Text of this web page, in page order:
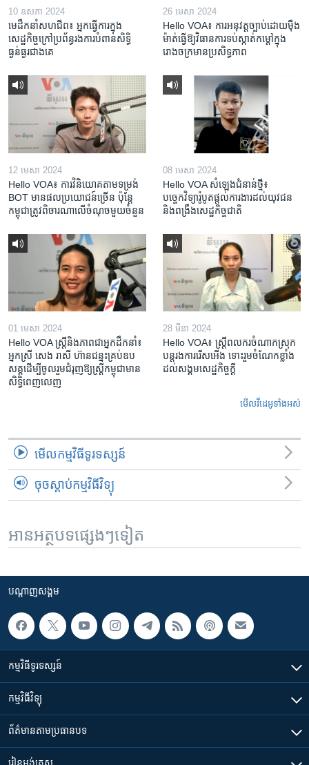
10 ឧសភា 2024
មេដឹកនាំសហជីព៖ អ្នកធ្វើការក្នុង
សេដ្ឋកិច្ចក្រៅប្រព័ន្ធរងការបំពានសិទ្ធិ
ធ្ងន់ធ្ងរជាងគេ
26 មេសា 2024
Hello VOA៖ ការអនុវត្ត​ច្បាប់​ដោយ​ម៉ឺង
ម៉ាត់​ធ្វើ​ឱ្យ​វិធានការ​ទប់ស្កាត់​កម្តៅ​ក្នុង​
រោងចក្រ​មាន​ប្រសិទ្ធភាព​​
12 មេសា 2024
Hello VOA៖ ការ​វិនិយោគ​តាម​ទម្រង់ ​
BOT​ មាន​ផល​ប្រយោជន៍​ច្រើន ប៉ុន្តែ​
កម្ពុជា​ត្រូវ​ពិចារណា​លើ​ចំណុច​មួយ​ចំនួន
08 មេសា 2024
Hello VOA សំឡេង​ជំនាន់​ថ្មី៖
បច្ចេកវិទ្យា​រ៉ូបូត​ផ្តល់​ការងារ​ដល់​យុវជន
និង​ពង្រឹង​​សេដ្ឋកិច្ច​ជាតិ​​​​​​
01 មេសា 2024
Hello VOA ស្ត្រីនិងភាពជាអ្នកដឹកនាំ៖
អ្នកស្រី សេង រាសី ហ៊ានជន្នះគ្រប់ឧប
សគ្គដើម្បីចូលរួមជំរុញឱ្យស្រ្តីកម្ពុជាមាន
សិទ្ធិពេញលេញ
28 មីនា 2024
Hello VOA៖ ស្រ្តីពលករចំណាកស្រុក
បន្តរងការរើសអើង ទោះរួមចំណែកខ្លាំង
ដល់សង្គមសេដ្ឋកិច្ចក្តី
មើល​វីដេអូ​ទាំង​អស់
មើល​កម្មវិធី​ទូរទស្សន៍
ចុចស្តាប់កម្មវិធីវិទ្យុ
អានអត្ថបទផ្សេងៗទៀត
បណ្តាញ​សង្គម
កម្មវិធី​ទូរទស្សន៍
កម្មវិធី​វិទ្យុ
ព័ត៌មាន​តាមប្រធានបទ​
រៀន​​អង់គ្លេស